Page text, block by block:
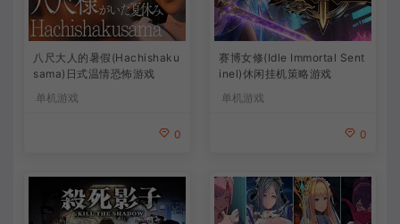
八尺大人的暑假(Hachishaku
sama)日式温情恐怖游戏
单机游戏
0
赛博女修(Idle Immortal Sent
inel)休闲挂机策略游戏
单机游戏
0